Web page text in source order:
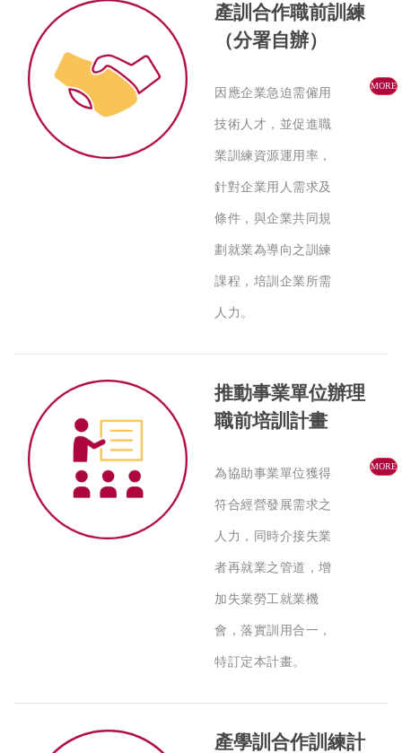
產訓合作職前訓練
（分署自辦）
因應企業急迫需僱用
技術人才，並促進職
業訓練資源運用率，
針對企業用人需求及
條件，與企業共同規
劃就業為導向之訓練
課程，培訓企業所需
人力。
MORE
推動事業單位辦理
職前培訓計畫
為協助事業單位獲得
符合經營發展需求之
人力，同時介接失業
者再就業之管道，增
加失業勞工就業機
會，落實訓用合一，
特訂定本計畫。
MORE
產學訓合作訓練計